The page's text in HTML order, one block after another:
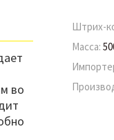
Штрих-
Масса:
во